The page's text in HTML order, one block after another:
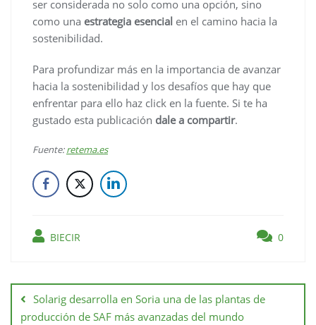
ser considerada no solo como una opción, sino
como una estrategia esencial en el camino hacia la
sostenibilidad.
Para profundizar más en la importancia de avanzar
hacia la sostenibilidad y los desafíos que hay que
enfrentar para ello haz click en la fuente. Si te ha
gustado esta publicación dale a compartir.
Fuente:retema.es
BIECIR 0
Solarig desarrolla en Soria una de las plantas de
producción de SAF más avanzadas del mundo